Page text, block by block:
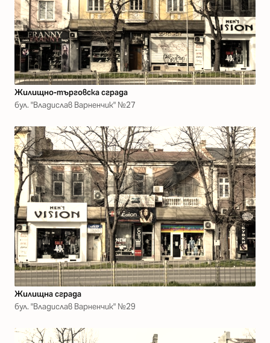
Жилищно-търговска сграда
бул. "Владислав Варненчик" №27
Жилищна сграда
бул. "Владислав Варненчик" №29